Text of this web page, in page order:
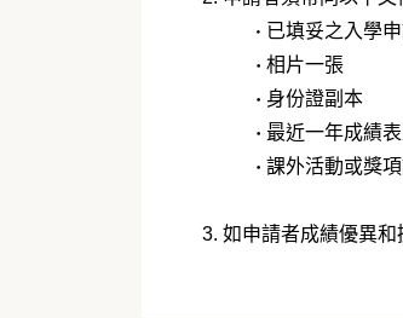
・​ 已填妥之入學
・​ 相片一張
・​ 身份證副本
・​ 最近一年成績
・​ 課外活動或獎
3. 如申請者成績優異